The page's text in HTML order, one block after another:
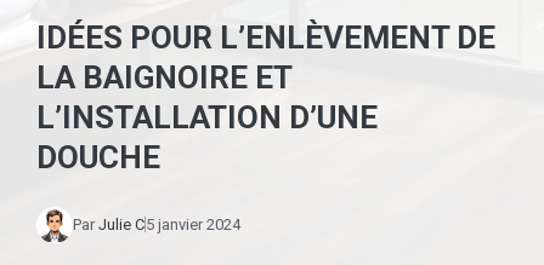
IDÉES POUR L’ENLÈVEMENT DE
LA BAIGNOIRE ET
L’INSTALLATION D’UNE
DOUCHE
ParJulie C5 janvier 2024